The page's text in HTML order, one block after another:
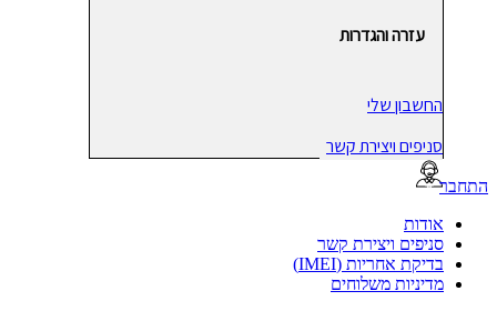
עזרה והגדרות
החשבון שלי
סניפים ויצירת קשר
אודות
סניפים ויצירת קשר
בדיקת אחריות (IMEI)
מדיניות משלוחים